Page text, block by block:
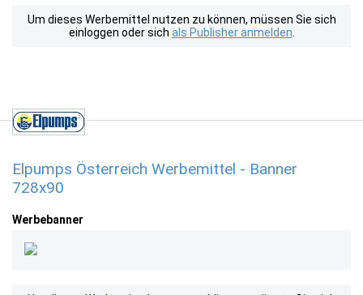
Um dieses Werbemittel nutzen zu können, müssen Sie sich
einloggen oder sich als Publisher anmelden
Elpumps Österreich Werbemittel - Banner
728x90
Werbebanner